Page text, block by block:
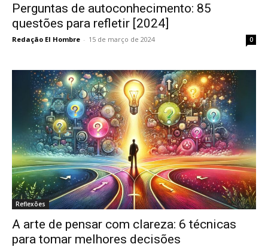
Perguntas de autoconhecimento: 85
questões para refletir [2024]
Redação El Hombre - 15 de março de 2024 0
Reflexões
A arte de pensar com clareza: 6 técnicas
para tomar melhores decisões